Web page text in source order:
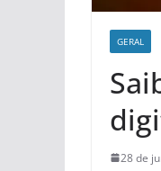
GERAL
28 de